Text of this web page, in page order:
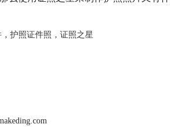
， 护照证件照 ， 证照之星